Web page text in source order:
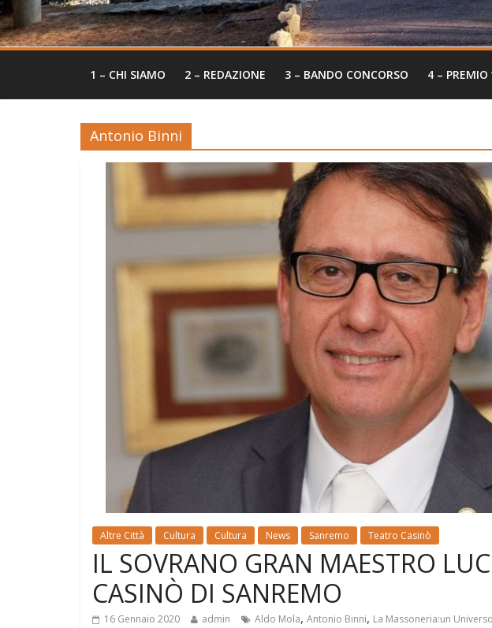
1 – CHI SIAMO 2 – REDAZIONE 3 – BANDO CONCORSO 4 – PREMIO
Antonio Binni
Altre Città Cultura Cultura News Sanremo Teatro Casinò
IL SOVRANO GRAN MAESTRO
CASINÒ DI SANREMO
16 Gennaio 2020 admin Aldo Mola, Antonio Binni, La Massoneria:un Universo